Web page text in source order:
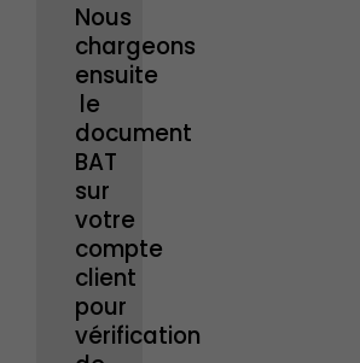
Nous
chargeons
ensuite
le
document
BAT
sur
votre
compte
client
pour
vérification